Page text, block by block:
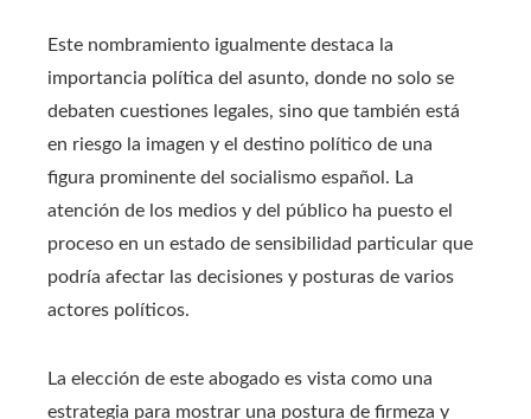
Este nombramiento igualmente destaca la
importancia política del asunto, donde no solo se
debaten cuestiones legales, sino que también está
en riesgo la imagen y el destino político de una
figura prominente del socialismo español. La
atención de los medios y del público ha puesto el
proceso en un estado de sensibilidad particular que
podría afectar las decisiones y posturas de varios
actores políticos.
La elección de este abogado es vista como una
estrategia para mostrar una postura de firmeza y